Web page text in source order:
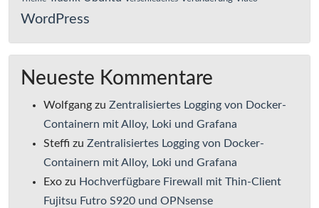
WordPress
Neueste Kommentare
Wolfgang zu Zentralisiertes Logging von Docker-
Containern mit Alloy, Loki und Grafana
Steffi zu Zentralisiertes Logging von Docker-
Containern mit Alloy, Loki und Grafana
Exo zu Hochverfügbare Firewall mit Thin-Client
Fujitsu Futro S920 und OPNsense